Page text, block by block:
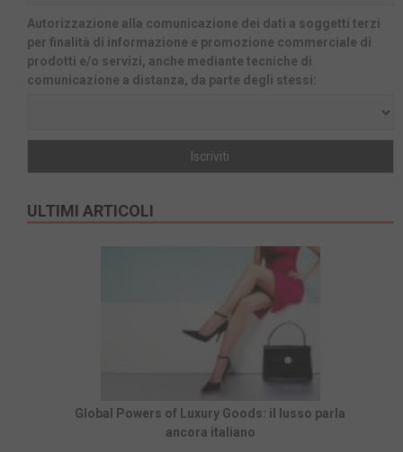
Autorizzazione alla comunicazione dei dati a soggetti terzi
per finalità di informazione e promozione commerciale di
prodotti e/o servizi, anche mediante tecniche di
comunicazione a distanza, da parte degli stessi:
ULTIMI ARTICOLI
Global Powers of Luxury Goods: il lusso parla
ancora italiano